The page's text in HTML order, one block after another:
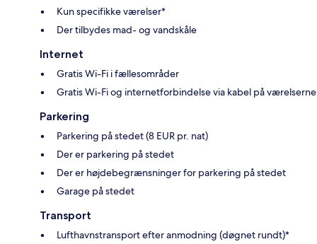
Kun specifikke værelser*
Der tilbydes mad- og vandskåle
Internet
Gratis Wi-Fi i fællesområder
Gratis Wi-Fi og internetforbindelse via kabel på værelserne
Parkering
Parkering på stedet (8 EUR pr. nat)
Der er parkering på stedet
Der er højdebegrænsninger for parkering på stedet
Garage på stedet
Transport
Lufthavnstransport efter anmodning (døgnet rundt)*